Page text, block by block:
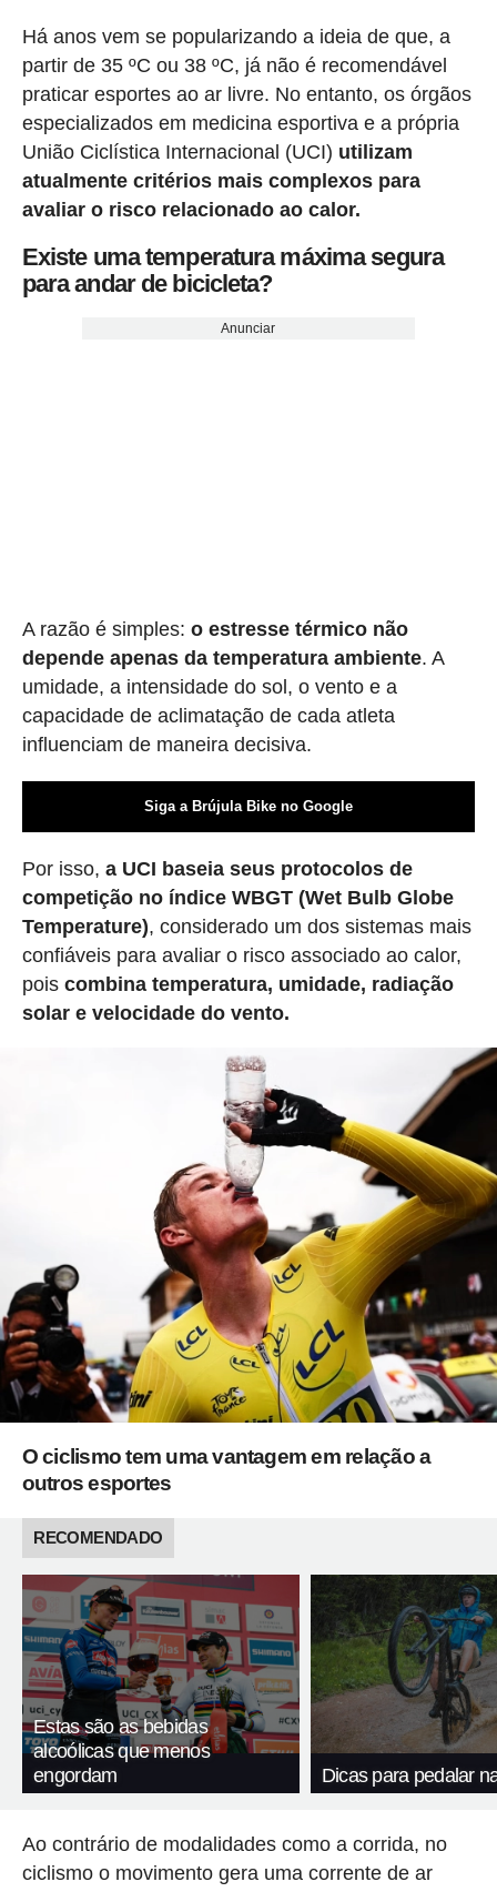
Há anos vem se popularizando a ideia de que, a
partir de 35 ºC ou 38 ºC, já não é recomendável
praticar esportes ao ar livre. No entanto, os órgãos
especializados em medicina esportiva e a própria
União Ciclística Internacional (UCI) utilizam
atualmente critérios mais complexos para
avaliar o risco relacionado ao calor.
Existe uma temperatura máxima segura
para andar de bicicleta?
Anunciar
A razão é simples: o estresse térmico não
depende apenas da temperatura ambiente. A
umidade, a intensidade do sol, o vento e a
capacidade de aclimatação de cada atleta
influenciam de maneira decisiva.
Siga a Brújula Bike no Google
Por isso, a UCI baseia seus protocolos de
competição no índice WBGT (Wet Bulb Globe
Temperature), considerado um dos sistemas mais
confiáveis para avaliar o risco associado ao calor,
pois combina temperatura, umidade, radiação
solar e velocidade do vento.
O ciclismo tem uma vantagem em relação a
outros esportes
RECOMENDADO
Estas são as bebidas
alcoólicas que menos
engordam
Dicas para pedalar
Ao contrário de modalidades como a corrida, no
ciclismo o movimento gera uma corrente de ar